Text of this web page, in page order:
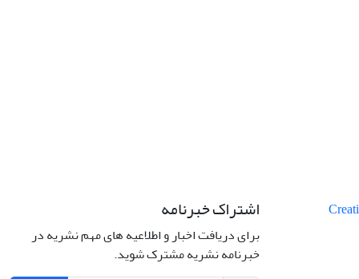
اشتراک خبرنامه
برای دریافت اخبار و اطلاعیه های مهم نشریه در
خبرنامه نشریه مشترک شوید.